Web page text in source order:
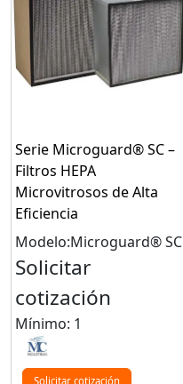
Serie Microguard® SC –
Filtros HEPA
Microvitrosos de Alta
Eficiencia
Modelo:Microguard® SC
Solicitar
cotización
Mínimo: 1
Solicitar cotización